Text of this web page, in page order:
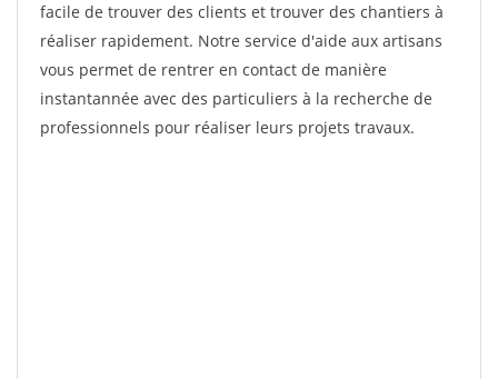
facile de trouver des clients et trouver des chantiers à
réaliser rapidement. Notre service d'aide aux artisans
vous permet de rentrer en contact de manière
instantannée avec des particuliers à la recherche de
professionnels pour réaliser leurs projets travaux.